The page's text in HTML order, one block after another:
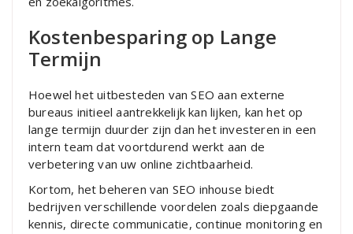
Kostenbesparing op Lange
Termijn
Hoewel het uitbesteden van SEO aan externe
bureaus initieel aantrekkelijk kan lijken, kan het op
lange termijn duurder zijn dan het investeren in een
intern team dat voortdurend werkt aan de
verbetering van uw online zichtbaarheid.
Kortom, het beheren van SEO inhouse biedt
bedrijven verschillende voordelen zoals diepgaande
kennis, directe communicatie, continue monitoring en